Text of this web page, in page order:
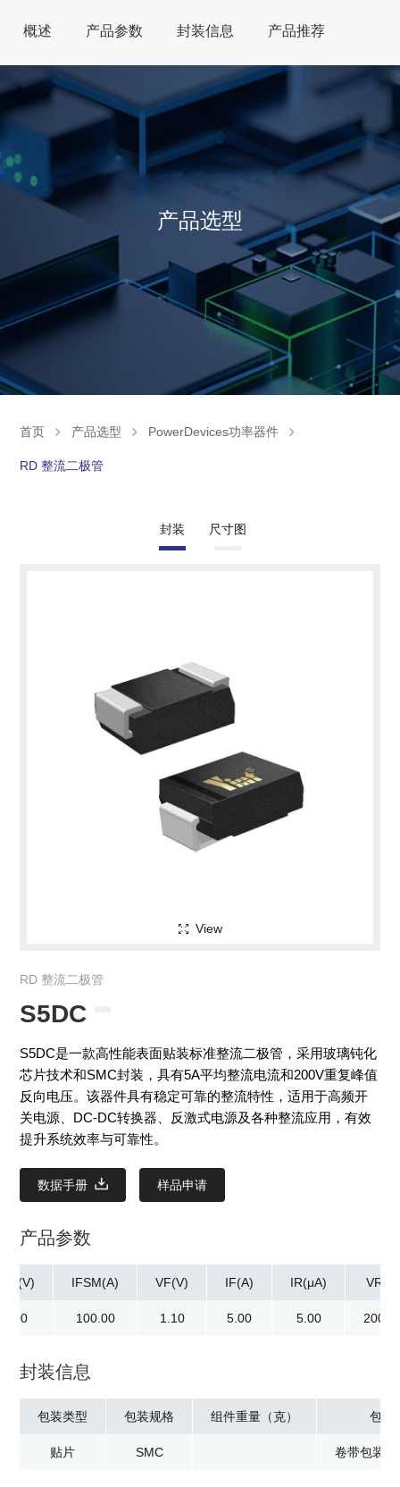
产品选型
首页 产品选型 PowerDevices功率器件
RD 整流二极管
概述 产品参数 封装信息 产品推荐
封装 尺寸图
View
RD 整流二极管
S5DC
S5DC是一款高性能表面贴装标准整流二极管，采用玻璃钝化
芯片技术和SMC封装，具有5A平均整流电流和200V重复峰值
反向电压。该器件具有稳定可靠的整流特性，适用于高频开
关电源、DC-DC转换器、反激式电源及各种整流应用，有效
提升系统效率与可靠性。
数据手册 样品申请
产品参数
IFSM(A)
100.00
VF(V)
1.10
IF(A)
5.00
IR(μA)
5.00
VR(V)
封装信息
包装类型
贴片
包装规格
SMC
组件重量（克） 包装
卷带包装